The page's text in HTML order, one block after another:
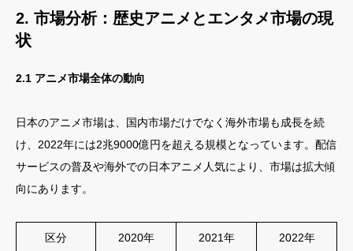
2. 市場分析：歴史アニメとエンタメ市場の現
状
2.1 アニメ市場全体の動向
日本のアニメ市場は、国内市場だけでなく海外市場も成長を続
け、2022年には2兆9000億円を超える規模となっています。配信
サービスの普及や海外での日本アニメ人気により、市場は拡大傾
向にあります。
区分 2020年 2021年 2022年